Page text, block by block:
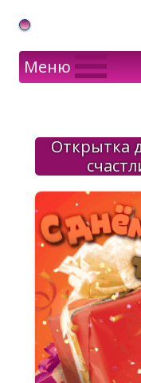
Gif Открытки в
Меню
Открытка